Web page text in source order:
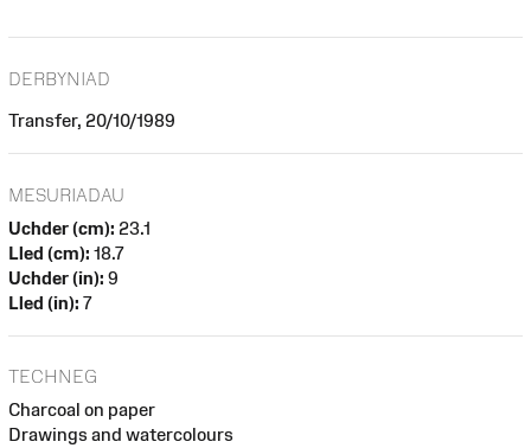
DERBYNIAD
Transfer, 20/10/1989
MESURIADAU
Uchder (cm): 23.1
Lled (cm): 18.7
Uchder (in): 9
Lled (in): 7
TECHNEG
Charcoal on paper
Drawings and watercolours